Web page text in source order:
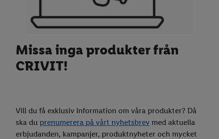
Quinoa
Couscous
Matvete
Pasta
Strösocker
Florsocker
Muscovadosocker
Mjöl
Vetemjöl
Grahamsmjöl
Havremjöl
Olja
Solrosolja
Rapsolja
Hållbara val & ekologiska varor
Barnsortiment
Smakresor
Våra leverantörer
Destination Lidl
Missa inga produkter från
CRIVIT!
Vill du få exklusiv information om våra produkter? Då
ska du prenumerera på vårt nyhetsbrev med aktuella
erbjudanden, kampanjer, produktnyheter och mycket